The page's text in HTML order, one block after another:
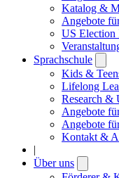
Katalog &
Angebote
US Election
Sprachschule
Kids &
Lifelong
Research &
Angebote
Angebote
Kontakt &
|
Über uns
submenu